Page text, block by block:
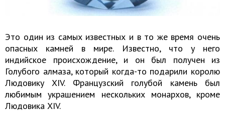
Это один из самых известных и в то же время очень
опасных камней в мире. Известно, что у него
индийское происхождение, и он был получен из
Голубого алмаза, который когда-то подарили королю
Людовику XIV. Французский голубой камень был
любимым украшением нескольких монархов, кроме
Людовика XIV.